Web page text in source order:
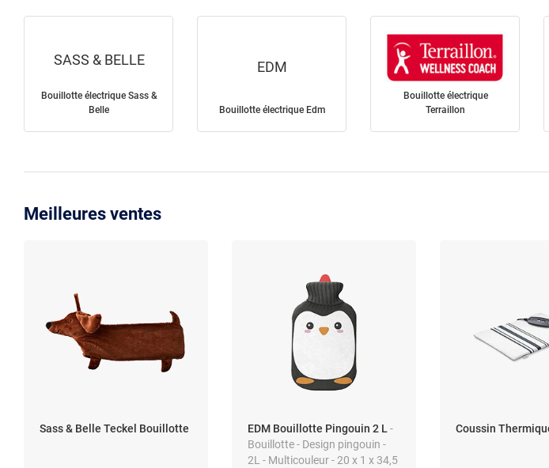
SASS & BELLE
Bouillotte électrique Sass &
Belle
EDM
Bouillotte électrique Edm
Bouillotte électrique
Terraillon
Meilleures ventes
Sass & Belle Teckel Bouillotte EDM Bouillotte Pingouin 2 L -
Bouillotte - Design pingouin -
2L - Multicouleur - 20 x 1 x 34,5
Coussin